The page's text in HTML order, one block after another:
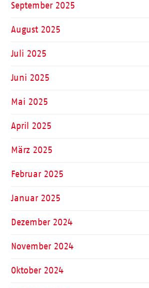
September 2025
August 2025
Juli 2025
Juni 2025
Mai 2025
April 2025
März 2025
Februar 2025
Januar 2025
Dezember 2024
November 2024
Oktober 2024